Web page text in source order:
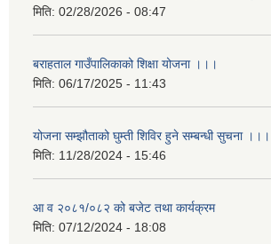
मिति: 02/28/2026 - 08:47
बराहताल गाउँपालिकाको शिक्षा योजना ।।।
मिति: 06/17/2025 - 11:43
योजना सम्झौताको घुम्ती शिविर हुने सम्बन्धी सुचना ।।।
मिति: 11/28/2024 - 15:46
आ व २०८१/०८२ को बजेट तथा कार्यक्रम
मिति: 07/12/2024 - 18:08